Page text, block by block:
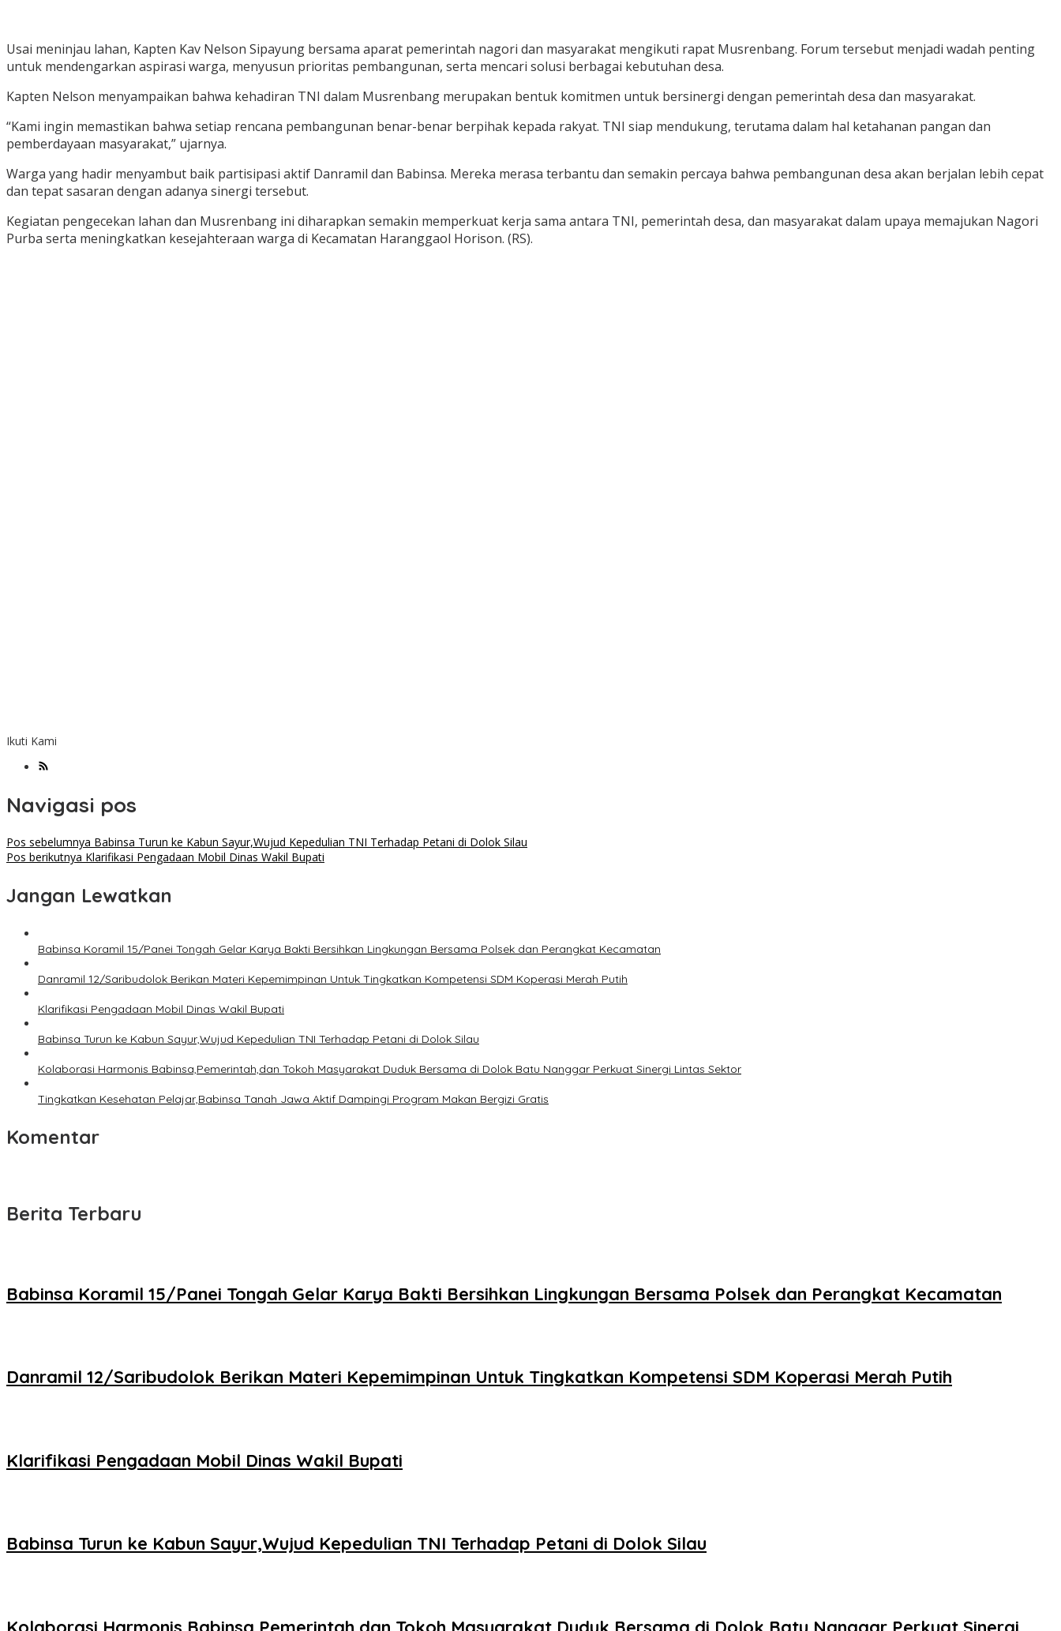
Usai meninjau lahan, Kapten Kav Nelson Sipayung bersama aparat pemerintah nagori dan masyarakat mengikuti rapat Musrenbang. Forum tersebut menjadi wadah penting
untuk mendengarkan aspirasi warga, menyusun prioritas pembangunan, serta mencari solusi berbagai kebutuhan desa.
Kapten Nelson menyampaikan bahwa kehadiran TNI dalam Musrenbang merupakan bentuk komitmen untuk bersinergi dengan pemerintah desa dan masyarakat.
“Kami ingin memastikan bahwa setiap rencana pembangunan benar-benar berpihak kepada rakyat. TNI siap mendukung, terutama dalam hal ketahanan pangan dan
pemberdayaan masyarakat,” ujarnya.
Warga yang hadir menyambut baik partisipasi aktif Danramil dan Babinsa. Mereka merasa terbantu dan semakin percaya bahwa pembangunan desa akan berjalan lebih cepat
dan tepat sasaran dengan adanya sinergi tersebut.
Kegiatan pengecekan lahan dan Musrenbang ini diharapkan semakin memperkuat kerja sama antara TNI, pemerintah desa, dan masyarakat dalam upaya memajukan Nagori
Purba serta meningkatkan kesejahteraan warga di Kecamatan Haranggaol Horison. (RS).
Ikuti Kami
Navigasi pos
Pos sebelumnya Babinsa Turun ke Kabun Sayur,Wujud Kepedulian TNI Terhadap Petani di Dolok Silau
Pos berikutnya Klarifikasi Pengadaan Mobil Dinas Wakil Bupati
Jangan Lewatkan
Babinsa Koramil 15/Panei Tongah Gelar Karya Bakti Bersihkan Lingkungan Bersama Polsek dan Perangkat Kecamatan
Danramil 12/Saribudolok Berikan Materi Kepemimpinan Untuk Tingkatkan Kompetensi SDM Koperasi Merah Putih
Klarifikasi Pengadaan Mobil Dinas Wakil Bupati
Babinsa Turun ke Kabun Sayur,Wujud Kepedulian TNI Terhadap Petani di Dolok Silau
Kolaborasi Harmonis Babinsa,Pemerintah,dan Tokoh Masyarakat Duduk Bersama di Dolok Batu Nanggar Perkuat Sinergi Lintas Sektor
Tingkatkan Kesehatan Pelajar,Babinsa Tanah Jawa Aktif Dampingi Program Makan Bergizi Gratis
Komentar
Berita Terbaru
Babinsa Koramil 15/Panei Tongah Gelar Karya Bakti Bersihkan Lingkungan Bersama Polsek dan Perangkat Kecamatan
Danramil 12/Saribudolok Berikan Materi Kepemimpinan Untuk Tingkatkan Kompetensi SDM Koperasi Merah Putih
Klarifikasi Pengadaan Mobil Dinas Wakil Bupati
Babinsa Turun ke Kabun Sayur,Wujud Kepedulian TNI Terhadap Petani di Dolok Silau